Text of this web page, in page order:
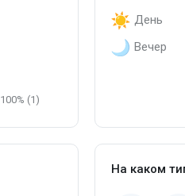
100% (1)
День
Вечер
На каком